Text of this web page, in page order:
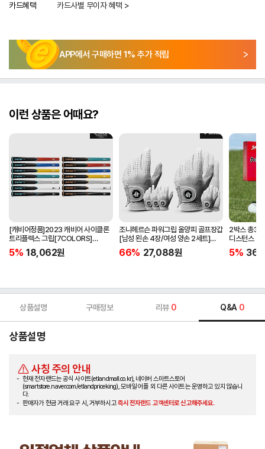
카드혜택 카드사별 무이자 혜택 >
APP에서 구매하면 1% 추가 적립
이런 상품은 어때요?
[캐비어정품]2023 캐비어 사이클론
트리플렉스 그립[7COLORS]
[라운드][39g/42g/46g/50g]
[R/S 토크]
5% 18,062원
조니헤르슨 파워그립 올양피 골프장갑
[남성 왼손 4장/여성 양손 2세트]
[화이트][케이스포함]
66% 27,088원
2박스 총30
디스턴스 2
5%
상품설명 구매정보 리뷰 0 Q&A 0
상품설명
사칭 주의 안내
현재 전자랜드는 공식 사이트(etlandmall.co.kr), 네이버 스마트스토어
(smartstore.naver.com/etlandpriceking), 모바일 어플 외 다른 사이트는 운영하고 있지 않습니
다.
판매자가 현금 거래 요구 시, 거부하시고즉시 전자랜드 고객센터로 신고해주세요.